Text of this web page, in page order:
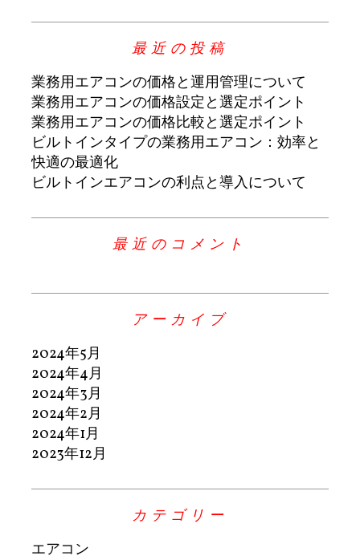
最近の投稿
業務用エアコンの価格と運用管理について
業務用エアコンの価格設定と選定ポイント
業務用エアコンの価格比較と選定ポイント
ビルトインタイプの業務用エアコン：効率と
快適の最適化
ビルトインエアコンの利点と導入について
最近のコメント
アーカイブ
2024年5月
2024年4月
2024年3月
2024年2月
2024年1月
2023年12月
カテゴリー
エアコン